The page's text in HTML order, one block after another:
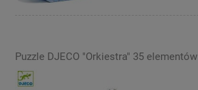
Puzzle DJECO "Orkiestra" 35 elementów